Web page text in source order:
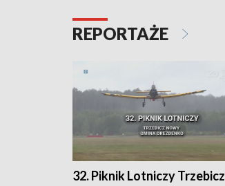
REPORTAŻE
32. Piknik Lotniczy Trzebicz